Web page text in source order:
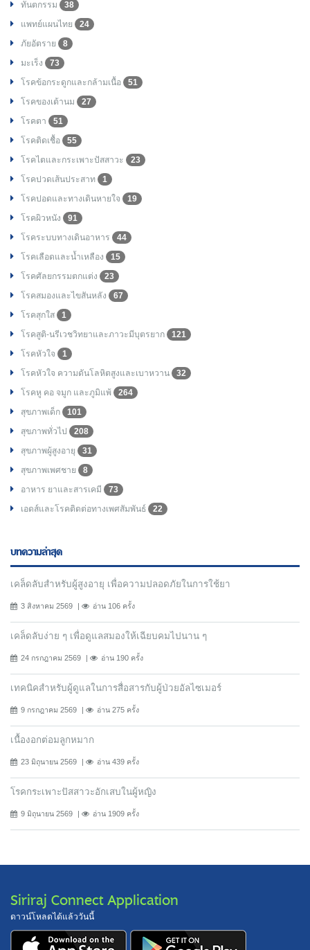
ทันตกรรม
38
แพทย์แผนไทย
24
ภัยอัตราย
8
มะเร็ง
73
โรคข้อกระดูกและกล้ามเนื้อ
51
โรคของเต้านม
27
โรคตา
51
โรคติดเชื้อ
55
โรคไตและกระเพาะปัสสาวะ
23
โรคปวดเส้นประสาท
1
โรคปอดและทางเดินหายใจ
19
โรคผิวหนัง
91
โรคระบบทางเดินอาหาร
44
โรคเลือดและน้ำเหลือง
15
โรคศัลยกรรมตกแต่ง
23
โรคสมองและไขสันหลัง
67
โรคสุกใส
1
โรคสูติ-นรีเวชวิทยาและภาวะมีบุตรยาก
121
โรคหัวใจ
1
โรคหัวใจ ความดันโลหิตสูงและเบาหวาน
32
โรคหู คอ จมูก และภูมิแพ้
264
สุขภาพเด็ก
101
สุขภาพทั่วไป
208
สุขภาพผู้สูงอายุ
31
สุขภาพเพศชาย
8
อาหาร ยาและสารเคมี
73
เอดส์และโรคติดต่อทางเพศสัมพันธ์
22
บทความล่าสุด
เคล็ดลับสำหรับผู้สูงอายุ เพื่อความปลอดภัยในการใช้ยา
3 สิงหาคม 2569 อ่าน 106 ครั้ง
เคล็ดลับง่าย ๆ เพื่อดูแลสมองให้เฉียบคมไปนาน ๆ
24 กรกฎาคม 2569 อ่าน 190 ครั้ง
เทคนิคสำหรับผู้ดูแลในการสื่อสารกับผู้ป่วยอัลไซเมอร์
9 กรกฎาคม 2569 อ่าน 275 ครั้ง
เนื้องอกต่อมลูกหมาก
23 มิถุนายน 2569 อ่าน 439 ครั้ง
โรคกระเพาะปัสสาวะอักเสบในผู้หญิง
9 มิถุนายน 2569 อ่าน 1909 ครั้ง
Siriraj Connect Application
ดาวน์โหลดได้แล้ววันนี้